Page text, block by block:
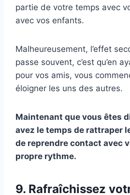
partie de votre temps avec
avec vos enfants.
Malheureusement, l’effet
passe souvent, c’est qu’en
pour vos amis, vous
éloigner les uns des autres.
Maintenant que vous êtes
avez le temps de rattraper
de reprendre contact avec
propre rythme.
9. Rafraîchissez